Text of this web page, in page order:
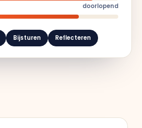
doorlopend
Bijsturen Reflecteren